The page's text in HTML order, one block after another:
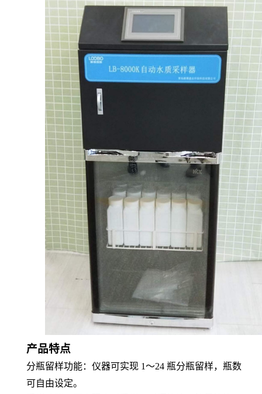
产品特点
分瓶留样功能：仪器可实现 1～24 瓶分瓶留样，瓶数
可自由设定。